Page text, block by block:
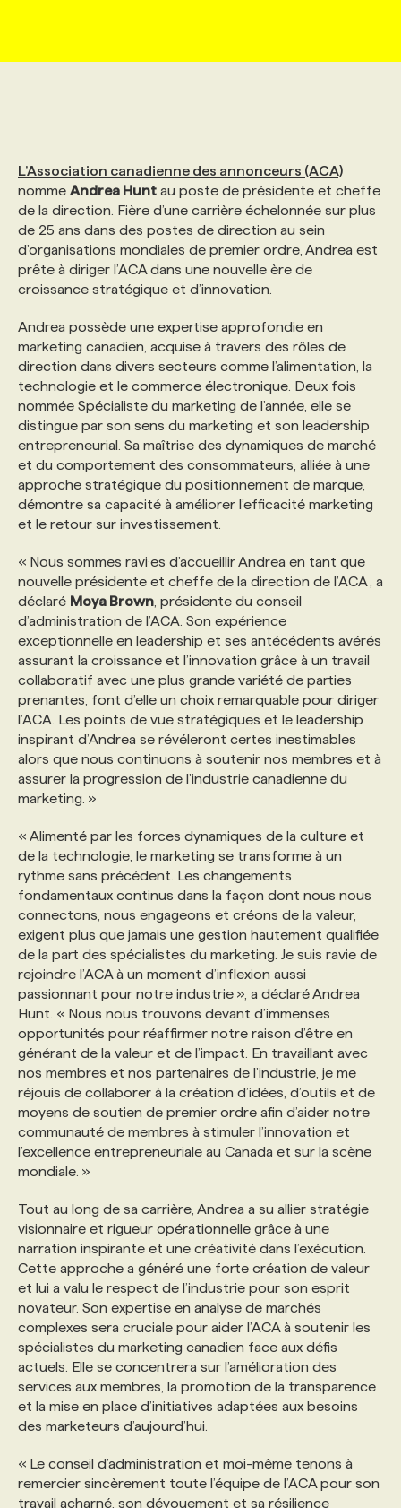
PRIX ET DISTINCTIONS
TENDANCES
GEO/SEO
ÉVÉNEMENTIEL
NOS AUTEUR‧RICES
FAQ
ANNONCEZ AVEC NOUS
FORMATIONS PERSONNALISÉES
NOS FORMATEUR‧RICES
POURQUOI CHOISIR NOS FORMATIONS
NOS TARIFS
PROGRAMMES DE SUBVENTIONS
FAQ
ANNONCEZ AVEC NOUS
NOS TARIFS
NOS EXPERTISES
FAQ
ANNONCEZ AVEC NOUS
L’Association canadienne des annonceurs (ACA)
nomme Andrea Hunt au poste de présidente et cheffe
de la direction. Fière d’une carrière échelonnée sur plus
de 25 ans dans des postes de direction au sein
d’organisations mondiales de premier ordre, Andrea est
prête à diriger l’ACA dans une nouvelle ère de
croissance stratégique et d’innovation.
Andrea possède une expertise approfondie en
marketing canadien, acquise à travers des rôles de
direction dans divers secteurs comme l’alimentation, la
technologie et le commerce électronique. Deux fois
nommée Spécialiste du marketing de l’année, elle se
distingue par son sens du marketing et son leadership
entrepreneurial. Sa maîtrise des dynamiques de marché
et du comportement des consommateurs, alliée à une
approche stratégique du positionnement de marque,
démontre sa capacité à améliorer l’efficacité marketing
et le retour sur investissement.
« Nous sommes ravi·es d’accueillir Andrea en tant que
nouvelle présidente et cheffe de la direction de l’ACA , a
déclaré Moya Brown , présidente du conseil
d’administration de l’ACA. Son expérience
exceptionnelle en leadership et ses antécédents avérés
assurant la croissance et l’innovation grâce à un travail
collaboratif avec une plus grande variété de parties
prenantes, font d’elle un choix remarquable pour diriger
l’ACA. Les points de vue stratégiques et le leadership
inspirant d’Andrea se révéleront certes inestimables
alors que nous continuons à soutenir nos membres et à
assurer la progression de l’industrie canadienne du
marketing. »
« Alimenté par les forces dynamiques de la culture et
de la technologie, le marketing se transforme à un
rythme sans précédent. Les changements
fondamentaux continus dans la façon dont nous nous
connectons, nous engageons et créons de la valeur,
exigent plus que jamais une gestion hautement qualifiée
de la part des spécialistes du marketing. Je suis ravie de
rejoindre l’ACA à un moment d’inflexion aussi
passionnant pour notre industrie », a déclaré Andrea
Hunt. « Nous nous trouvons devant d’immenses
opportunités pour réaffirmer notre raison d’être en
générant de la valeur et de l’impact. En travaillant avec
nos membres et nos partenaires de l’industrie, je me
réjouis de collaborer à la création d’idées, d’outils et de
moyens de soutien de premier ordre afin d’aider notre
communauté de membres à stimuler l’innovation et
l’excellence entrepreneuriale au Canada et sur la scène
mondiale. »
Tout au long de sa carrière, Andrea a su allier stratégie
visionnaire et rigueur opérationnelle grâce à une
narration inspirante et une créativité dans l’exécution.
Cette approche a généré une forte création de valeur
et lui a valu le respect de l’industrie pour son esprit
novateur. Son expertise en analyse de marchés
complexes sera cruciale pour aider l’ACA à soutenir les
spécialistes du marketing canadien face aux défis
actuels. Elle se concentrera sur l’amélioration des
services aux membres, la promotion de la transparence
et la mise en place d’initiatives adaptées aux besoins
des marketeurs d’aujourd’hui.
« Le conseil d’administration et moi-même tenons à
remercier sincèrement toute l’équipe de l’ACA pour son
travail acharné, son dévouement et sa résilience